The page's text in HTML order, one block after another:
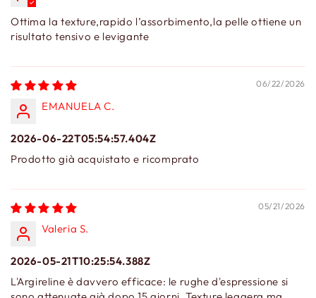
Ottima la texture,rapido l’assorbimento,la pelle ottiene un
risultato tensivo e levigante
06/22/2026
EMANUELA C.
2026-06-22T05:54:57.404Z
Prodotto già acquistato e ricomprato
05/21/2026
Valeria S.
2026-05-21T10:25:54.388Z
L'Argireline è davvero efficace: le rughe d'espressione si